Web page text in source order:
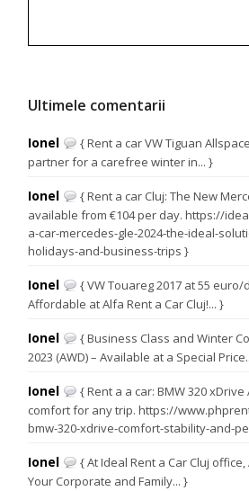
Ultimele comentarii
Ionel
{ Rent a car VW Tiguan
partner for a carefree winter in... }
Ionel
{ Rent a car Cluj: The New
available from €104 per day. https://
a-car-mercedes-gle-2024-the-ideal-
holidays-and-business-trips }
Ionel
{ VW Touareg 2017 at 55 euro/
Affordable at Alfa Rent a Car Cluj!... }
Ionel
{ Business Class and Winter
2023 (AWD) – Available at a Special
Ionel
{ Rent a a car: BMW 320
comfort for any trip. https://
bmw-320-xdrive-comfort-stability-and-
Ionel
{ At Ideal Rent a Car Cluj
Your Corporate and Family... }